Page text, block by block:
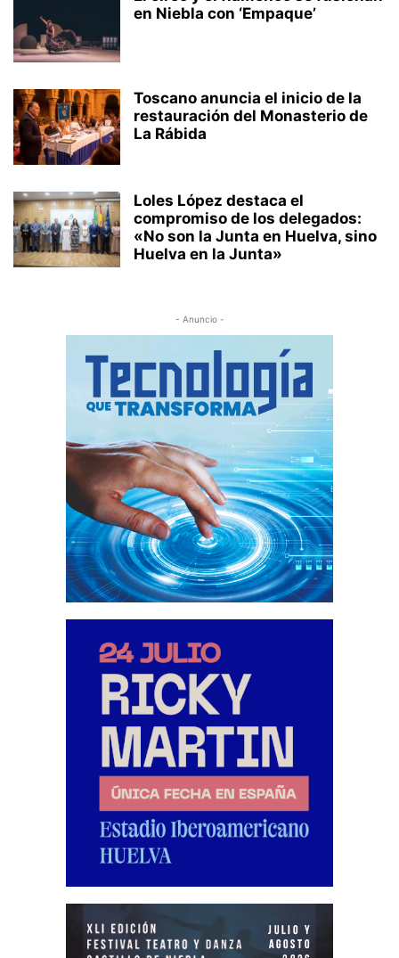
en Niebla con ‘Empaque’
Toscano anuncia el inicio de la
restauración del Monasterio de
La Rábida
Loles López destaca el
compromiso de los delegados:
«No son la Junta en Huelva, sino
Huelva en la Junta»
- Anuncio -